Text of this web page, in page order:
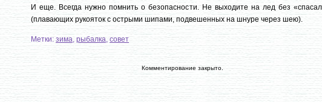
И еще. Всегда нужно помнить о безопасности. Не выходите на лед без
(плавающих рукояток с острыми шипами, подвешенных на шнуре через шею).
Метки: зима, рыбалка, совет
Комментирование закрыто.